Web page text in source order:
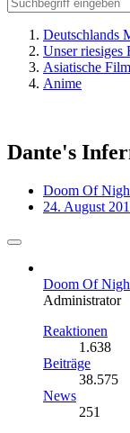
Deutschlands
Unser riesiges
Asiatische
Anime
Dante's
Doom Of
24. August
Doom Of
Administrator
Reaktionen
1.638
Beiträge
38.575
News
251